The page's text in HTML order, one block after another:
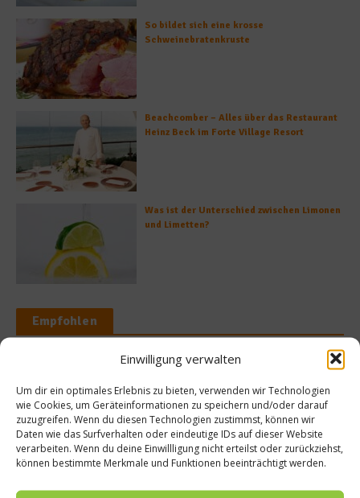
Einwilligung verwalten
Um dir ein optimales Erlebnis zu bieten, verwenden wir Technologien
wie Cookies, um Geräteinformationen zu speichern und/oder darauf
zuzugreifen. Wenn du diesen Technologien zustimmst, können wir
Daten wie das Surfverhalten oder eindeutige IDs auf dieser Website
verarbeiten. Wenn du deine Einwillligung nicht erteilst oder zurückziehst,
können bestimmte Merkmale und Funktionen beeinträchtigt werden.
So bildet sich eine krosse
Schweinebratenkruste
Beachcomber – Alles über das Restaurant
Heinz Beck im Forte Village Resort
Was ist der Unterschied zwischen Limonen
und Limetten?
Empfohlen
–
macht
News
Fauster and
Das müssen
29. Mai 2017